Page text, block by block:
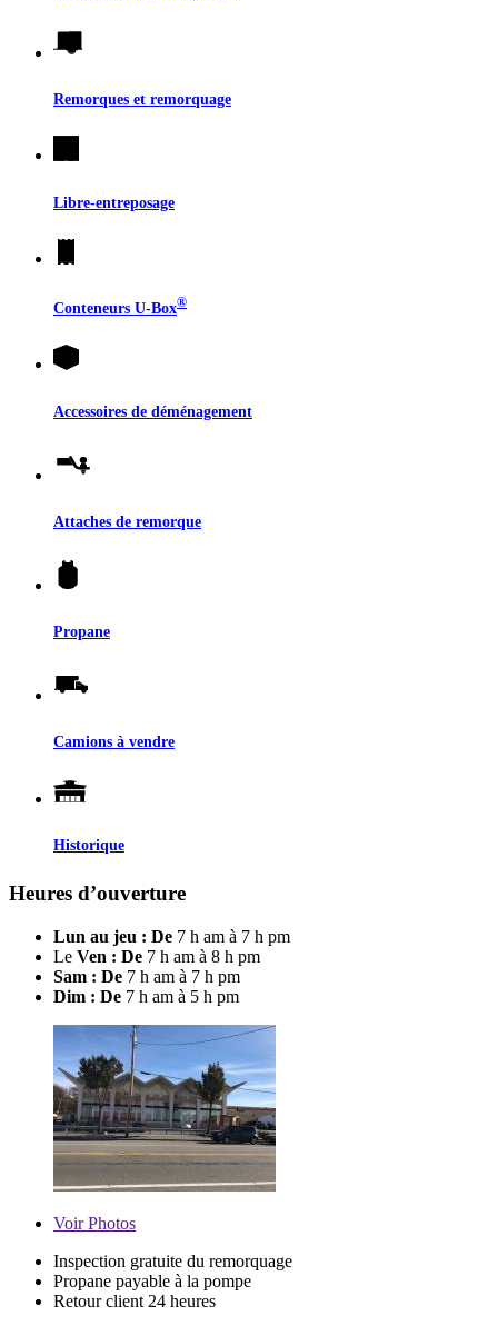
Remorques et remorquage
Libre-entreposage
Conteneurs U-Box®
Accessoires de déménagement
Attaches de remorque
Propane
Camions à vendre
Historique
Heures d’ouverture
Lun au jeu : De 7 h am à 7 h pm
Le Ven : De 7 h am à 8 h pm
Sam : De 7 h am à 7 h pm
Dim : De 7 h am à 5 h pm
VoirPhotos
Inspection gratuite du remorquage
Propane payable à la pompe
Retour client 24 heures